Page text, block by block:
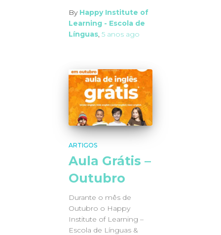
By Happy Institute of
Learning - Escola de
Línguas, 5 anos ago
ARTIGOS
Aula Grátis –
Outubro
Durante o mês de
Outubro o Happy
Institute of Learning –
Escola de Línguas &